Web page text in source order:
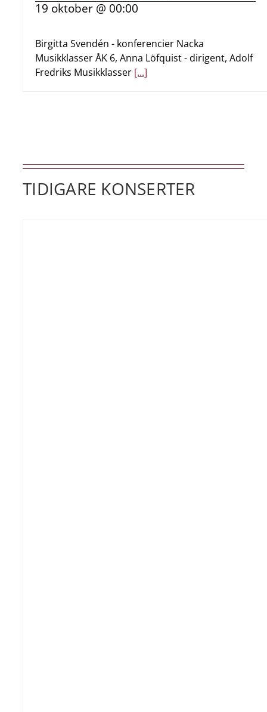
19 oktober @ 00:00
Birgitta Svendén - konferencier Nacka
Musikklasser ÅK 6, Anna Löfquist - dirigent, Adolf
Fredriks Musikklasser [...]
TIDIGARE KONSERTER